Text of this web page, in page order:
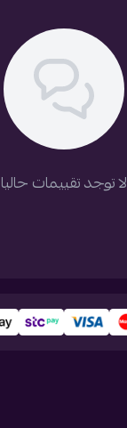
لا توجد تقييمات حاليا